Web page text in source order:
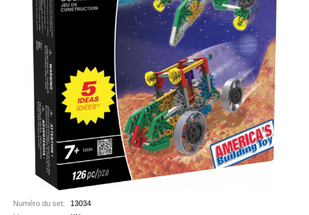
Numéro du set:
13034